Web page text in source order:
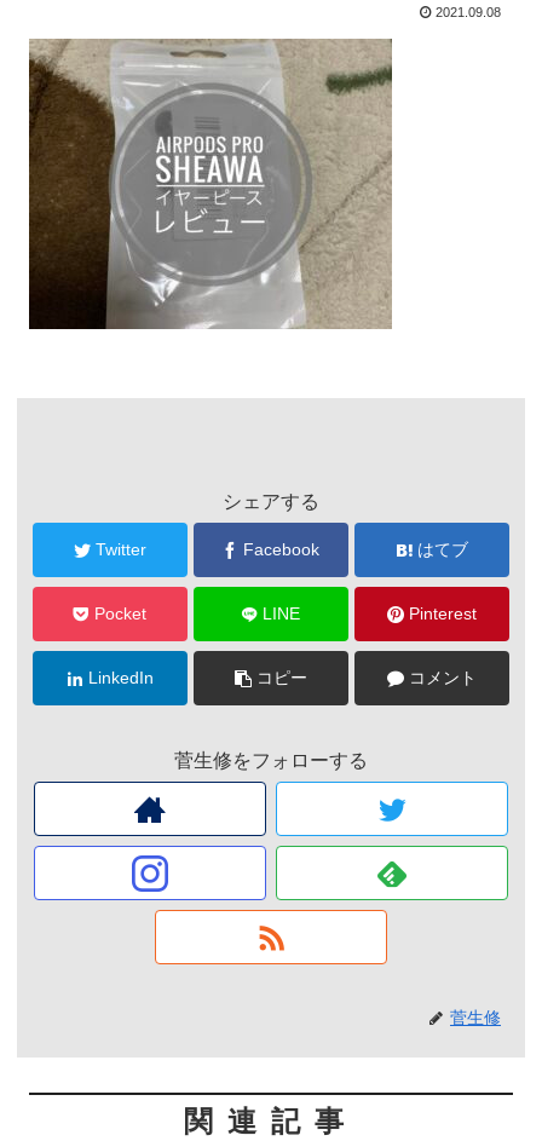
2021.09.08
シェアする
Twitter Facebook はてブ
Pocket LINE Pinterest
LinkedIn コピー コメント
菅生修をフォローする
菅生修
関連記事